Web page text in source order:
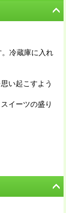
冷蔵庫に入れ
い起こすよう
イーツの盛り